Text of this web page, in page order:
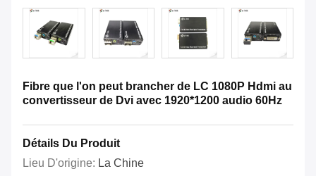
Fibre que l'on peut brancher de LC 1080P Hdmi au
convertisseur de Dvi avec 1920*1200 audio 60Hz
Détails Du Produit
Lieu D'origine: La Chine